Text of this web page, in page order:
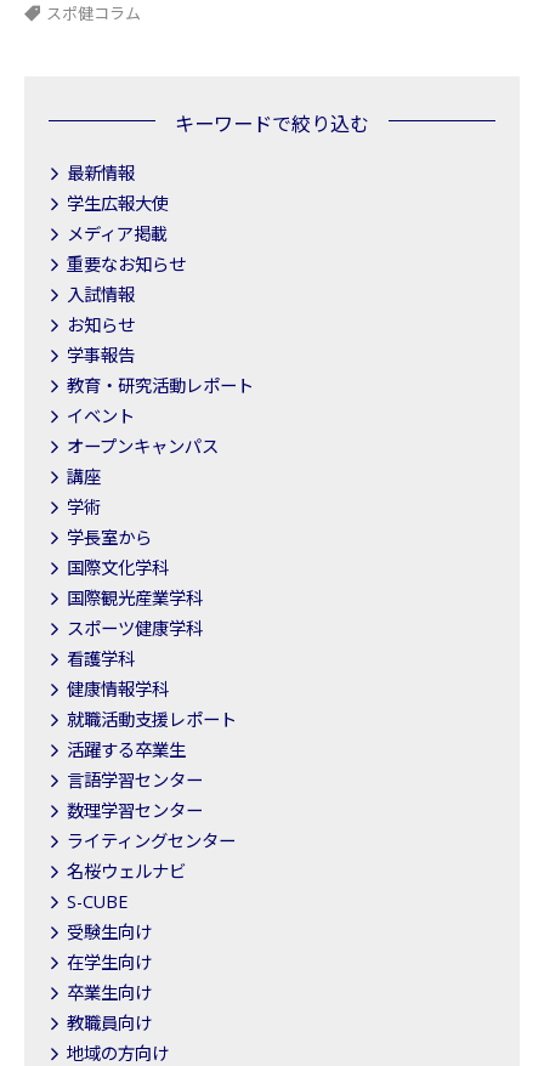
スポ健コラム
キーワードで絞り込む
最新情報
学生広報大使
メディア掲載
重要なお知らせ
入試情報
お知らせ
学事報告
教育・研究活動レポート
イベント
オープンキャンパス
講座
学術
学長室から
国際文化学科
国際観光産業学科
スポーツ健康学科
看護学科
健康情報学科
就職活動支援レポート
活躍する卒業生
言語学習センター
数理学習センター
ライティングセンター
名桜ウェルナビ
S-CUBE
受験生向け
在学生向け
卒業生向け
教職員向け
地域の方向け